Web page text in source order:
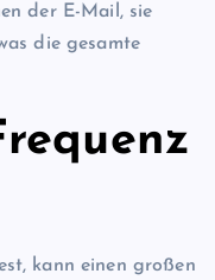
der E-Mail, sie
die gesamte
kann einen großen